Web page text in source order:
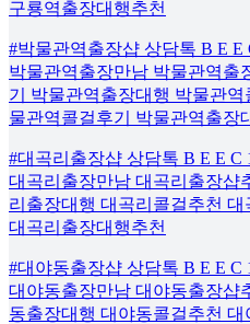
구룡역출장대행추천
#박물관역출장샵 상담톡 B E E
박물관역출장만남 박물관역출
기 박물관역출장대행 박물관
물관역콜걸후기 박물관역출장
#대곡리출장샵 상담톡 B E E C
대곡리출장만남 대곡리출장샵
리출장대행 대곡리콜걸추천 대
대곡리출장대행추천
#대야동출장샵 상담톡 B E E C
대야동출장만남 대야동출장샵
동출장대행 대야동콜걸추천 대